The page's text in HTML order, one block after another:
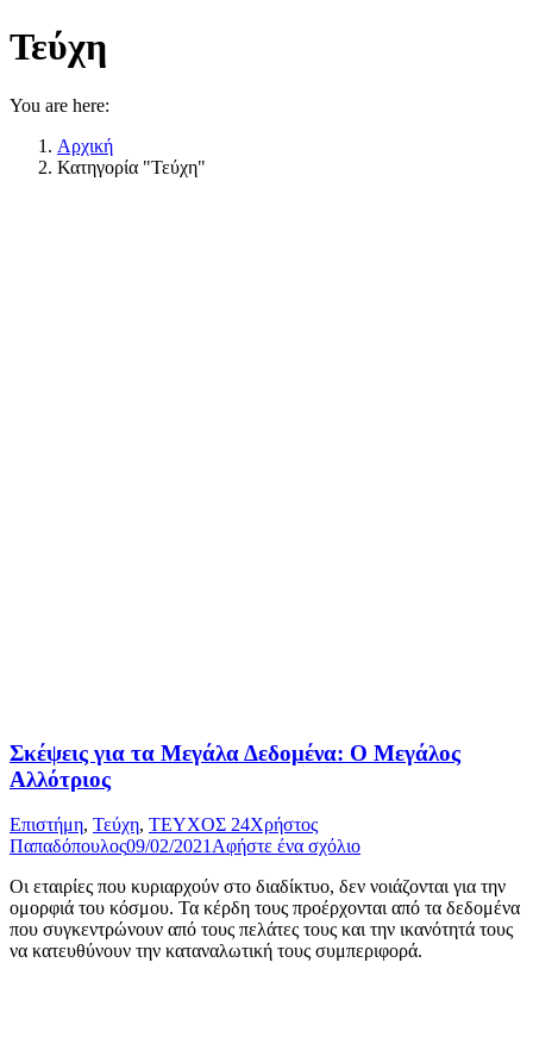
Τεύχη
You are here:
Αρχική
Κατηγορία "Τεύχη"
Σκέψεις για τα Μεγάλα Δεδομένα: Ο Μεγάλος
Αλλότριος
Επιστήμη, Τεύχη, ΤΕΥΧΟΣ 24Χρήστος
Παπαδόπουλος09/02/2021 Αφήστε ένα σχόλιο
Οι εταιρίες που κυριαρχούν στο διαδίκτυο, δεν νοιάζονται για την
ομορφιά του κόσμου. Τα κέρδη τους προέρχονται από τα δεδομένα
που συγκεντρώνουν από τους πελάτες τους και την ικανότητά τους
να κατευθύνουν την καταναλωτική τους συμπεριφορά.